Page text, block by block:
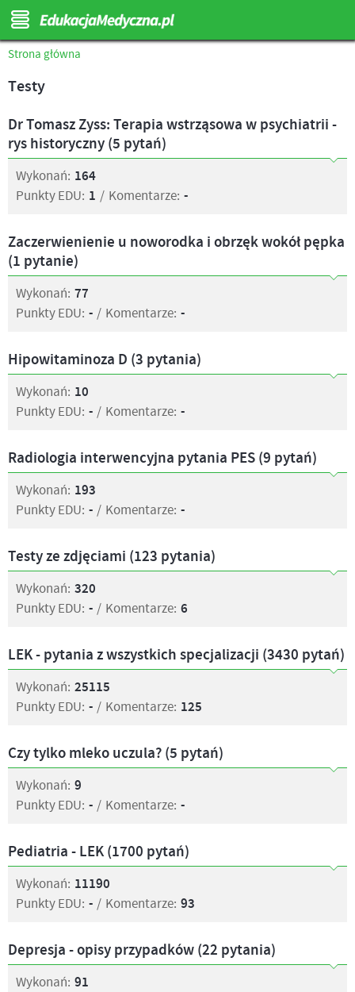
Strona główna
Testy
Dr Tomasz Zyss: Terapia wstrząsowa w psychiatrii -
rys historyczny (5 pytań)
Wykonań: 164
Punkty EDU: 1 / Komentarze: -
Zaczerwienienie u noworodka i obrzęk wokół pępka
(1 pytanie)
Wykonań: 77
Punkty EDU: - / Komentarze: -
Hipowitaminoza D (3 pytania)
Wykonań: 10
Punkty EDU: - / Komentarze: -
Radiologia interwencyjna pytania PES (9 pytań)
Wykonań: 193
Punkty EDU: - / Komentarze: -
Testy ze zdjęciami (123 pytania)
Wykonań: 320
Punkty EDU: - / Komentarze: 6
LEK - pytania z wszystkich specjalizacji (3430 pytań)
Wykonań: 25115
Punkty EDU: - / Komentarze: 125
Czy tylko mleko uczula? (5 pytań)
Wykonań: 9
Punkty EDU: - / Komentarze: -
Pediatria - LEK (1700 pytań)
Wykonań: 11190
Punkty EDU: - / Komentarze: 93
Depresja - opisy przypadków (22 pytania)
Wykonań: 91